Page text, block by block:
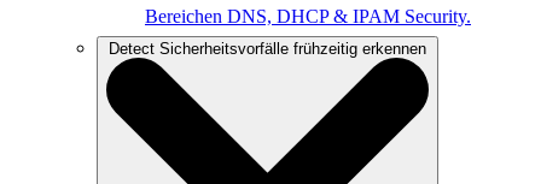
Bereichen DNS, DHCP & IPAM Security.
Detect Sicherheitsvorfälle frühzeitig erkennen